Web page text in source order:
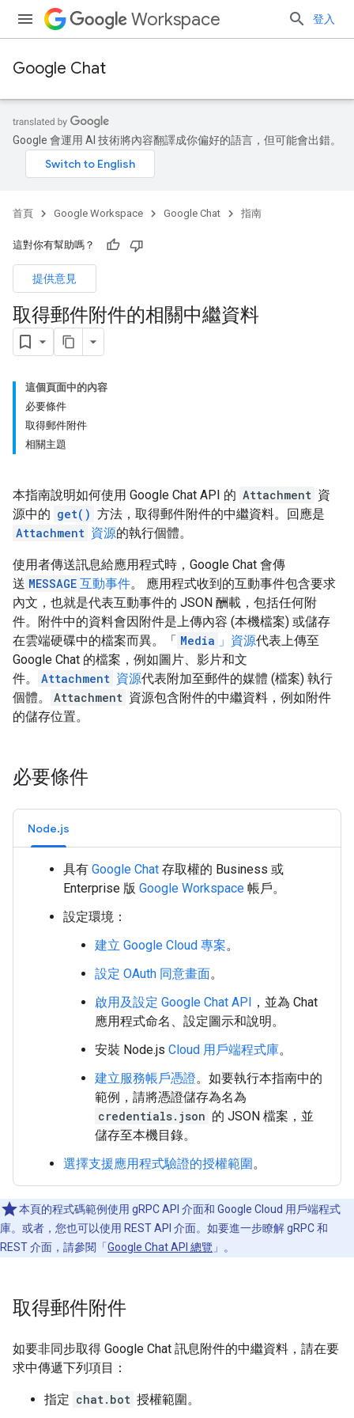
Workspace 登入
Google Chat
Google 會運用 AI 技術將內容翻譯成你偏好的語言，但可能會出錯。
首頁 Google Workspace Google Chat 指南
這對你有幫助嗎？
提供意見
取得郵件附件的相關中繼資料
這個頁面中的內容
必要條件
取得郵件附件
相關主題
本指南說明如何使用 Google Chat API 的 Attachment 資
源中的 get() 方法，取得郵件附件的中繼資料。回應是
Attachment 資源的執行個體。
使用者傳送訊息給應用程式時，Google Chat 會傳
送 MESSAGE 互動事件。 應用程式收到的互動事件包含要求
內文，也就是代表互動事件的 JSON 酬載，包括任何附
件。附件中的資料會因附件是上傳內容 (本機檔案) 或儲存
在雲端硬碟中的檔案而異。「 Media 」資源代表上傳至
Google Chat 的檔案，例如圖片、影片和文
件。
Attachment 資源代表附加至郵件的媒體 (檔案) 執行
個體。
Attachment 資源包含附件的中繼資料，例如附件
的儲存位置。
必要條件
Node.js
具有 Google Chat 存取權的 Business 或
Enterprise 版 Google Workspace 帳戶。
設定環境：
建立 Google Cloud 專案。
設定 OAuth 同意畫面。
啟用及設定 Google Chat API ，並為 Chat
應用程式命名、設定圖示和說明。
安裝 Node.js Cloud 用戶端程式庫。
建立服務帳戶憑證。如要執行本指南中的
範例，請將憑證儲存為名為
credentials.json 的 JSON 檔案，並
儲存至本機目錄。
選擇支援應用程式驗證的授權範圍。
本頁的程式碼範例使用 gRPC API 介面和 Google Cloud 用戶端程式
庫。或者，您也可以使用 REST API 介面。如要進一步瞭解 gRPC 和
REST 介面，請參閱「 Google Chat API 總覽 」。
取得郵件附件
如要非同步取得 Google Chat 訊息附件的中繼資料，請在要
求中傳遞下列項目：
指定 chat.bot 授權範圍。